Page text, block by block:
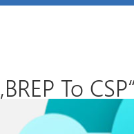
To